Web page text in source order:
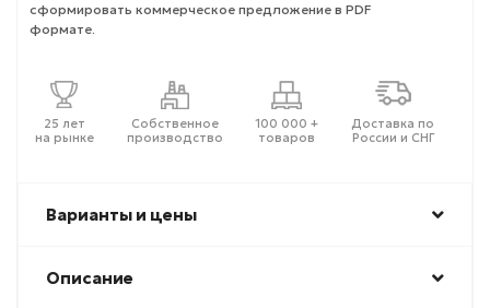
сформировать коммерческое предложение в PDF
формате.
25 лет
на рынке
Собственное
производство
100 000 +
товаров
Доставка по
России и СНГ
Варианты и цены
Описание